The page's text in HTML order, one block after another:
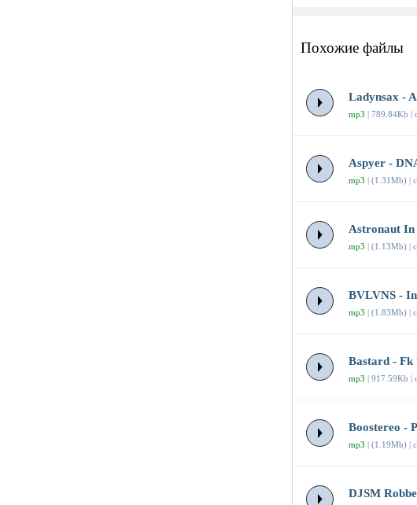
Похожие файлы
Ladynsax -
mp3 | 789.84Kb |
Aspyer -
mp3 | (1.31Mb) |
Astronaut In
mp3 | (1.13Mb) |
BVLVNS -
mp3 | (1.83Mb) |
Bastard - Fk
mp3 | 917.59Kb |
Boostereo -
mp3 | (1.19Mb) |
DJSM